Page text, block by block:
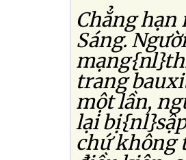
Chẳng
Sáng.
trang
một lần,
lại
chứ không